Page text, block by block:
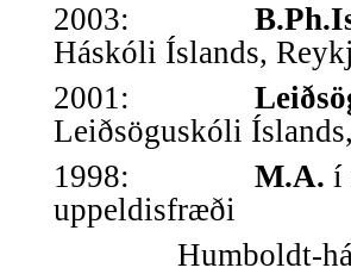
2003:
Háskóli Íslands,
2001:
Leiðsöguskóli
1998: M.A. í
uppeldisfræði
Humboldt-